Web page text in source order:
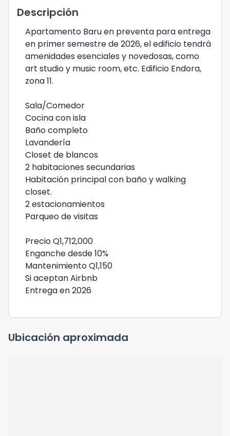
Descripción
Apartamento Baru en preventa para entrega
en primer semestre de 2026, el edificio tendrá
amenidades esenciales y novedosas, como
art studio y music room, etc. Edificio Endora,
zona 11.
Sala/Comedor
Cocina con isla
Baño completo
Lavandería
Closet de blancos
2 habitaciones secundarias
Habitación principal con baño y walking
closet.
2 estacionamientos
Parqueo de visitas
Precio Q1,712,000
Enganche desde 10%
Mantenimiento Q1,150
Si aceptan Airbnb
Entrega en 2026
Ubicación aproximada